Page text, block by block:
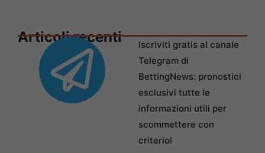
Articoli recenti
Iscriviti gratis al canale
Telegram di
BettingNews: pronostici
esclusivi tutte le
informazioni utili per
scommettere con
criterio!